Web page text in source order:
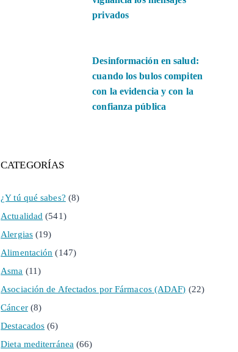
privados
Desinformación en salud:
cuando los bulos compiten
con la evidencia y con la
confianza pública
CATEGORÍAS
¿Y tú qué sabes? (8)
Actualidad (541)
Alergias(19)
Alimentación (147)
Asma (11)
Asociación de Afectados por Fármacos (ADAF) (22)
Cáncer(8)
Destacados (6)
Dieta mediterránea (66)